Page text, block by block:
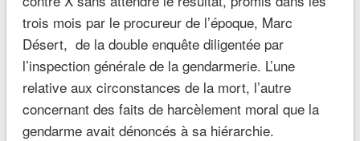
trois mois par le procureur de l’époque, Marc
Désert, de la double enquête diligentée par
l’inspection générale de la gendarmerie. L’une
relative aux circonstances de la mort, l’autre
concernant des faits de harcèlement moral que la
gendarme avait dénoncés à sa hiérarchie.